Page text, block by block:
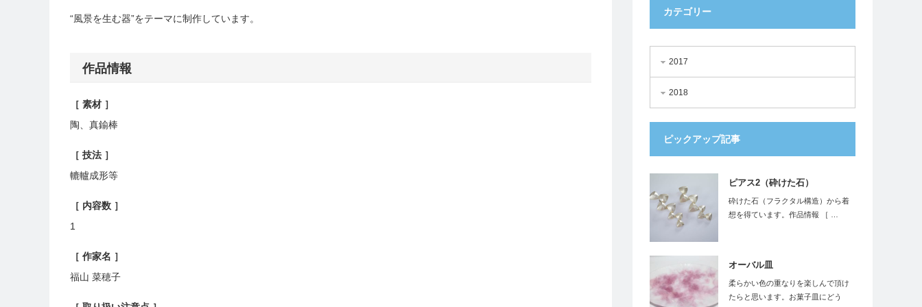
“風景を生む器”をテーマに制作しています。
作品情報
［ 素材 ］
陶、真鍮棒
［ 技法 ］
轆轤成形等
［ 内容数 ］
1
［ 作家名 ］
福山 菜穂子
カテゴリー
2017
2018
ピックアップ記事
ピアス2（砕けた石）
砕けた石（フラクタル構造）から着
想を得ています。作品情報 ［ …
オーバル皿
柔らかい色の重なりを楽しんで頂け
たらと思います。お菓子皿にどう